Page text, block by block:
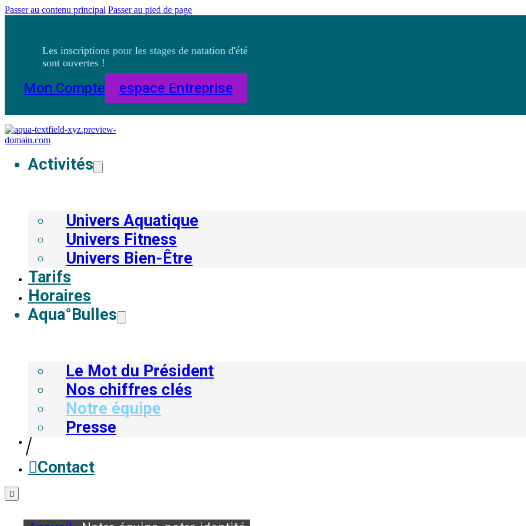
Passer au contenu principal Passer au pied de page
Les inscriptions pour les stages de natation d'été
sont ouvertes !
Mon Compte Espace Entreprise
Activités
Univers Aquatique
Univers Fitness
Univers Bien-Être
Tarifs
Horaires
Aqua°Bulles
Le Mot du Président
Nos chiffres clés
Notre équipe
Presse
Contact